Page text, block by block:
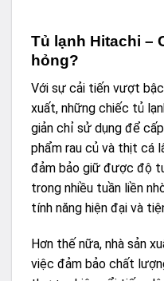
Tủ lạnh Hitachi –
hỏng?
Với sự cải tiến vượt
xuất, những chiếc tủ
giản chỉ sử dụng để
phẩm rau củ và thịt cá
đảm bảo giữ được độ
trong nhiều tuần liền
tính năng hiện đại và
Hơn thế nữa, nhà sản
việc đảm bảo chất